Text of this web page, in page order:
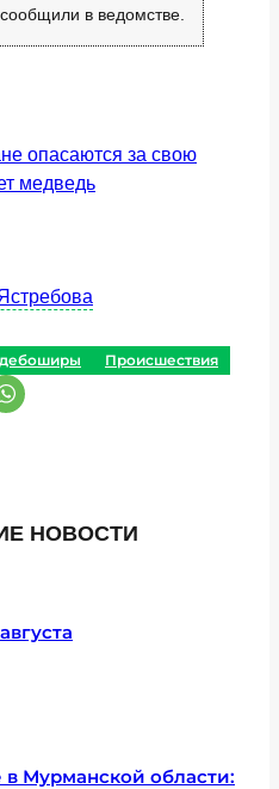
в ведомстве.
опасаются за свою
медведь
дебоширы Происшествия
НОВОСТИ
в Мурманской области: